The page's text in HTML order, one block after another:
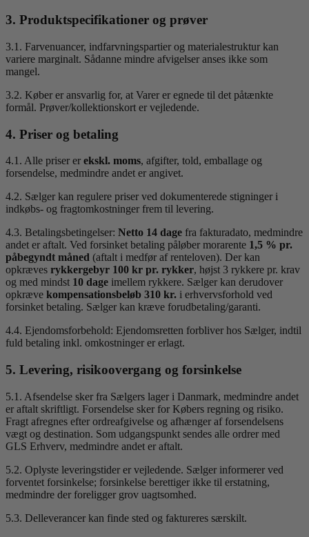
3. Produktspecifikationer og prøver
3.1. Farvenuancer, indfarvningspartier og materialestruktur kan
variere marginalt. Sådanne mindre afvigelser anses ikke som
mangel.
3.2. Køber er ansvarlig for, at Varer er egnede til det påtænkte
formål. Prøver/kollektionskort er vejledende.
4. Priser og betaling
4.1. Alle priser er ekskl. moms, afgifter, told, emballage og
forsendelse, medmindre andet er angivet.
4.2. Sælger kan regulere priser ved dokumenterede stigninger i
indkøbs- og fragtomkostninger frem til levering.
4.3. Betalingsbetingelser: Netto 14 dage fra fakturadato, medmindre
andet er aftalt. Ved forsinket betaling påløber morarente 1,5 % pr.
påbegyndt måned (aftalt i medfør af renteloven). Der kan
opkræves rykkergebyr 100 kr pr. rykker, højst 3 rykkere pr. krav
og med mindst 10 dage imellem rykkere. Sælger kan derudover
opkræve kompensationsbeløb 310 kr. i erhvervsforhold ved
forsinket betaling. Sælger kan kræve forudbetaling/garanti.
4.4. Ejendomsforbehold: Ejendomsretten forbliver hos Sælger, indtil
fuld betaling inkl. omkostninger er erlagt.
5. Levering, risikoovergang og forsinkelse
5.1. Afsendelse sker fra Sælgers lager i Danmark, medmindre andet
er aftalt skriftligt. Forsendelse sker for Købers regning og risiko.
Fragt afregnes efter ordreafgivelse og afhænger af forsendelsens
vægt og destination. Som udgangspunkt sendes alle ordrer med
GLS Erhverv, medmindre andet er aftalt.
5.2. Oplyste leveringstider er vejledende. Sælger informerer ved
forventet forsinkelse; forsinkelse berettiger ikke til erstatning,
medmindre der foreligger grov uagtsomhed.
5.3. Delleverancer kan finde sted og faktureres særskilt.